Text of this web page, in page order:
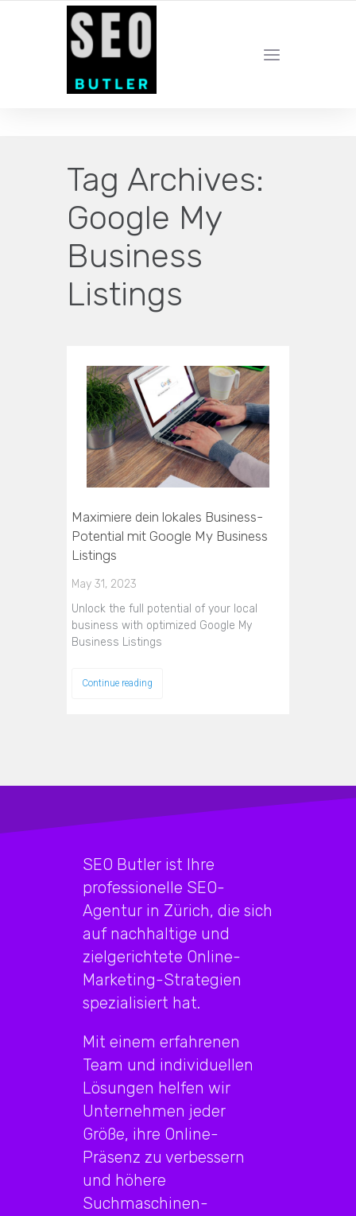
YOUR LOCAL DIGITAL MARKETING AGENCY
Tag Archives:
Google My
Business
Listings
Maximiere dein lokales Business-
Potential mit Google My Business
Listings
May 31, 2023
Unlock the full potential of your local
business with optimized Google My
Business Listings
Continue reading
SEO Butler ist Ihre
professionelle SEO-
Agentur in Zürich, die sich
auf nachhaltige und
zielgerichtete Online-
Marketing-Strategien
spezialisiert hat.
Mit einem erfahrenen
Team und individuellen
Lösungen helfen wir
Unternehmen jeder
Größe, ihre Online-
Präsenz zu verbessern
und höhere
Suchmaschinen-